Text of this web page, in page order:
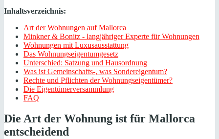
Inhaltsverzeichnis:
Art der Wohnungen auf Mallorca
Minkner & Bonitz - langjähriger Experte für Wohnungen
Wohnungen mit Luxusausstattung
Das Wohnungseigentumgesetz
Unterschied: Satzung und Hausordnung
Was ist Gemeinschafts-, was Sondereigentum?
Rechte und Pflichten der Wohnungseigentümer?
Die Eigentümerversammlung
FAQ
Die Art der Wohnung ist für Mallorca
entscheidend